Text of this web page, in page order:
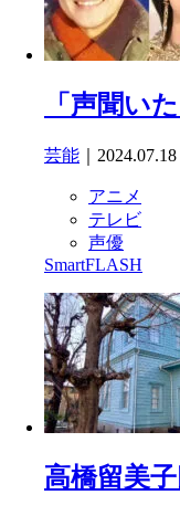
「声聞い
芸能 ｜2024.07.18
アニメ
テレビ
声優
SmartFLASH
高橋留美